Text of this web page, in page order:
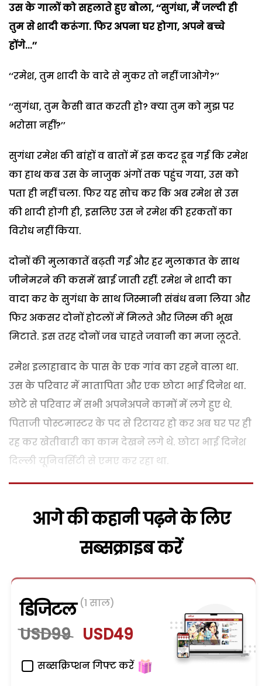
उस के गालों को सहलाते हुए बोला, ‘‘सुगंधा, मैं जल्दी ही
तुम से शादी करूंगा. फिर अपना घर होगा, अपने बच्चे
होंगे...’’
‘‘रमेश, तुम शादी के वादे से मुकर तो नहीं जाओगे?’’
‘‘सुगंधा, तुम कैसी बात करती हो? क्या तुम को मुझ पर
भरोसा नहीं?’’
सुगंधा रमेश की बांहों व बातों में इस कदर डूब गई कि रमेश
का हाथ कब उस के नाजुक अंगों तक पहुंच गया, उस को
पता ही नहीं चला. फिर यह सोच कर कि अब रमेश से उस
की शादी होगी ही, इसलिए उस ने रमेश की हरकतों का
विरोध नहीं किया.
दोनों की मुलाकातें बढ़ती गईं और हर मुलाकात के साथ
जीनेमरने की कसमें खाई जाती रहीं. रमेश ने शादी का
वादा कर के सुगंधा के साथ जिस्मानी संबंध बना लिया और
फिर अकसर दोनों होटलों में मिलते और जिस्म की भूख
मिटाते. इस तरह दोनों जब चाहते जवानी का मजा लूटते.
रमेश इलाहाबाद के पास के एक गांव का रहने वाला था.
उस के परिवार में मातापिता और एक छोटा भाई दिनेश था.
छोटे से परिवार में सभी अपनेअपने कामों में लगे हुए थे.
पिताजी पोस्टमास्टर के पद से रिटायर हो कर अब घर पर ही
रह कर खेतीबारी का काम देखने लगे थे. छोटा भाई दिनेश
दिल्ली यूनिवर्सिटी से एमए कर रहा था.
आगे की कहानी पढ़ने के लिए
सब्सक्राइब करें
डिजिटल (1 साल)
USD99 USD49
सब्सक्रिप्शन गिफ्ट करें